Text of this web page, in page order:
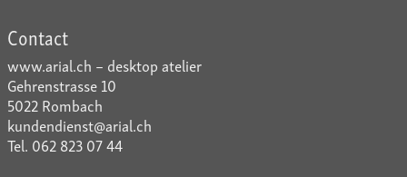
Contact
www.arial.ch – desktop atelier
Gehrenstrasse 10
5022 Rombach
kundendienst@arial.ch
Tel. 062 823 07 44